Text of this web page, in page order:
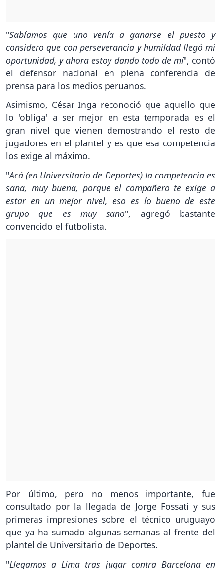
"Sabíamos que uno venía a ganarse el puesto y
considero que con perseverancia y humildad llegó mi
oportunidad, y ahora estoy dando todo de mí", contó
el defensor nacional en plena conferencia de
prensa para los medios peruanos.
Asimismo, César Inga reconoció que aquello que
lo 'obliga' a ser mejor en esta temporada es el
gran nivel que vienen demostrando el resto de
jugadores en el plantel y es que esa competencia
los exige al máximo.
"Acá (en Universitario de Deportes) la competencia es
sana, muy buena, porque el compañero te exige a
estar en un mejor nivel, eso es lo bueno de este
grupo que es muy sano", agregó bastante
convencido el futbolista.
Por último, pero no menos importante, fue
consultado por la llegada de Jorge Fossati y sus
primeras impresiones sobre el técnico uruguayo
que ya ha sumado algunas semanas al frente del
plantel de Universitario de Deportes.
"Llegamos a Lima tras jugar contra Barcelona en